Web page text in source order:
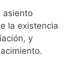
asiento
la existencia
y